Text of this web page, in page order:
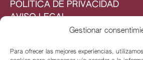
Gestionar
Para ofrecer las mejores experiencias,
POLÍTICA DE PRIVACIDAD
AVISO LEGAL